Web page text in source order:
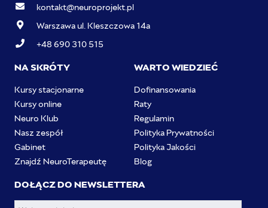
kontakt@neuroprojekt.pl
Warszawa ul. Kleszczowa 14a
+48 690 310 515
NA SKRÓTY
Kursy stacjonarne
Kursy online
Neuro Klub
Nasz zespół
Gabinet
Znajdź NeuroTerapeutę
WARTO WIEDZIEĆ
Dofinansowania
Raty
Regulamin
Polityka Prywatności
Polityka Jakości
Blog
DOŁĄCZ DO NEWSLETTERA